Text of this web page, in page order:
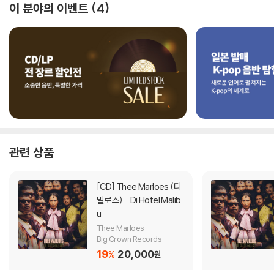
이 분야의 이벤트 4
관련 상품
[CD]
말로즈) - Di Hotel Malib
u
Thee Marloes
Big Crown Records
19% 20,000원